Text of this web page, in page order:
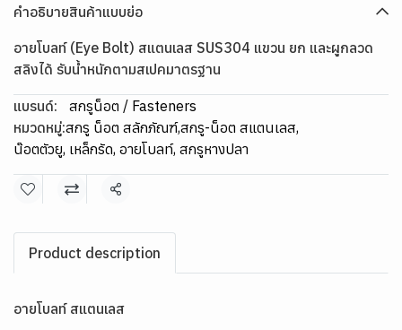
คำอธิบายสินค้าแบบย่อ
อายโบลท์ (Eye Bolt) สแตนเลส SUS304 แขวน ยก และผูกลวด
สลิงได้ รับน้ำหนักตามสเปคมาตรฐาน
แบรนด์:
สกรูน็อต / Fasteners
หมวดหมู่:สกรู น็อต สลักภัณฑ์,สกรู-น็อต สแตนเลส,
น๊อตตัวยู, เหล็กรัด, อายโบลท์, สกรูหางปลา
แชร์
Product description
อายโบลท์ สแตนเลส